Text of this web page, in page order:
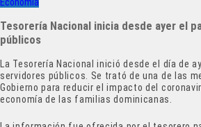
Tesorería Nacional inicia desde ayer el
públicos
La Tesorería Nacional inició desde el día de
servidores públicos. Se trató de una de las
Gobierno para reducir el impacto del
economía de las familias dominicanas.